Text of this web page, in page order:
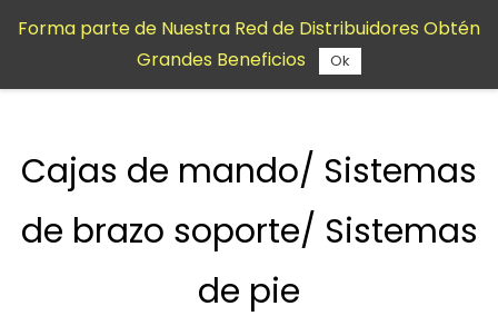
contenido
Cajas de mando/ Sistemas
de brazo soporte/ Sistemas
de pie
Forma parte de Nuestra Red de Distribuidores Obtén
Grandes Beneficios
Ok